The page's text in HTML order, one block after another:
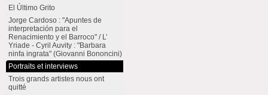
El Último Grito
Jorge Cardoso : "Apuntes de
interpretación para el
Renacimiento y el Barroco" / L’
Yriade - Cyril Auvity : "Barbara
ninfa ingrata" (Giovanni Bononcini)
Portraits et interviews
Trois grands artistes nous ont
quitté